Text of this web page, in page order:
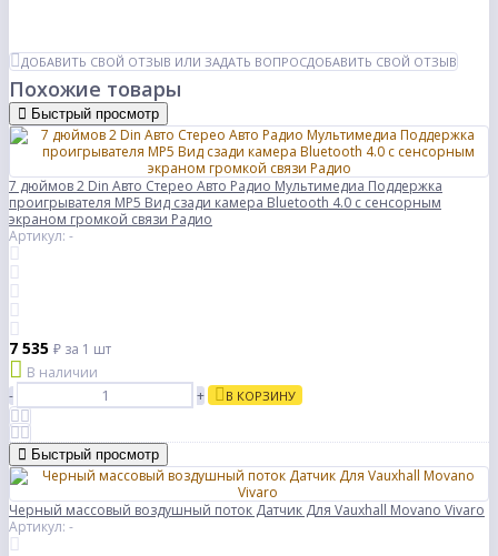
ДОБАВИТЬ СВОЙ ОТЗЫВ ИЛИ ЗАДАТЬ ВОПРОСДОБАВИТЬ СВОЙ ОТЗЫВ
Похожие товары
Быстрый просмотр
7 дюймов 2 Din Авто Стерео Авто Радио Мультимедиа Поддержка
проигрывателя MP5 Вид сзади камера Bluetooth 4.0 с сенсорным
экраном громкой связи Радио
Артикул: -
7 535 ₽ за 1 шт
В наличии
-
+ В КОРЗИНУ
Быстрый просмотр
Черный массовый воздушный поток Датчик Для Vauxhall Movano Vivaro
Артикул: -